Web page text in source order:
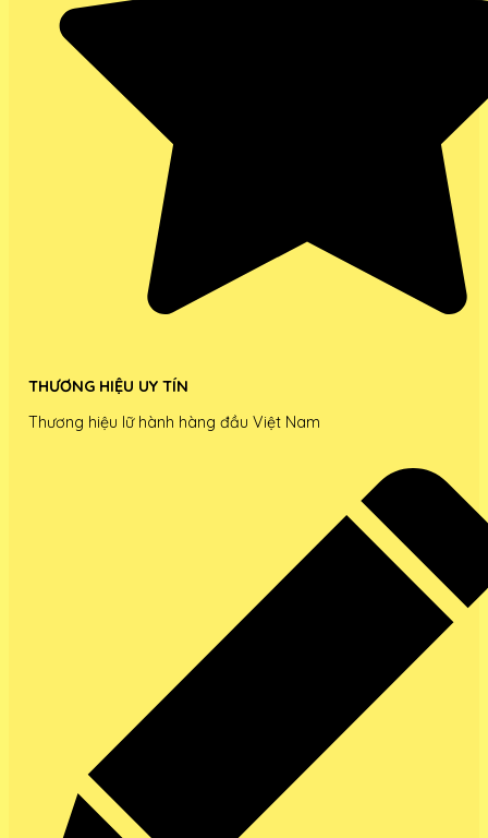
THƯƠNG HIỆU UY TÍN
Thương hiệu lữ hành hàng đầu Việt Nam